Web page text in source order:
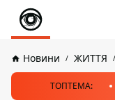
Новини ЖИТТЯ
ТОПТЕМА: